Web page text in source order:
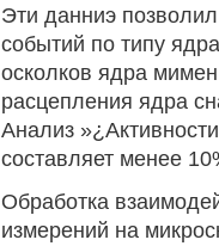
Эти данниэ
событий по типу
осколков ядра
расцепления ядра
Анализ
составляет менее
Обработка
измерений на